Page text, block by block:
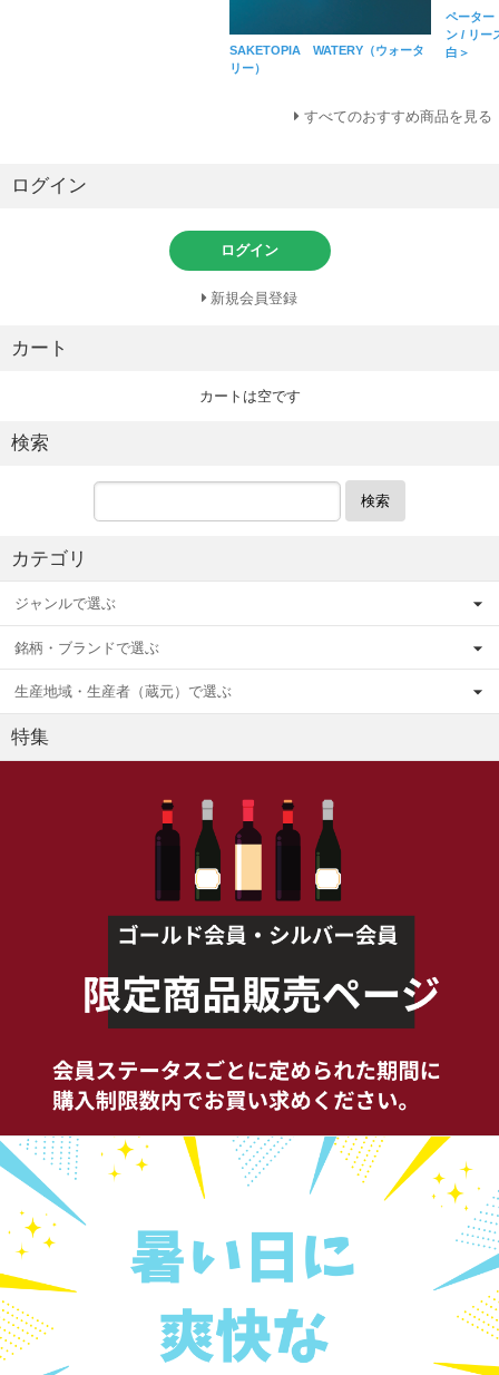
SAKETOPIA WATERY（ウォータ
リー）
ペータ
ン / リ
白＞
すべてのおすすめ商品を見る
ログイン
ログイン
新規会員登録
カート
カートは空です
検索
検索
カテゴリ
ジャンルで選ぶ
銘柄・ブランドで選ぶ
生産地域・生産者（蔵元）で選ぶ
特集